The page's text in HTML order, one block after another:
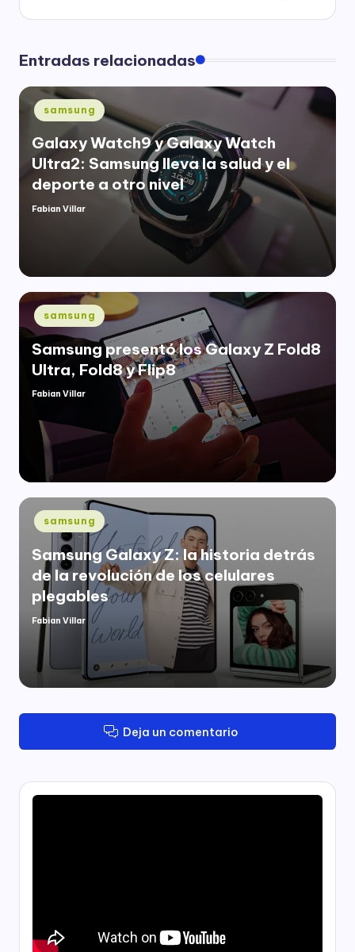
Entradas relacionadas
Publicado
en
samsung
Galaxy Watch9 y Galaxy Watch
Ultra2: Samsung lleva la salud y el
deporte a otro nivel
Publicado
Fabian Villar
Publicado
en
samsung
Samsung presentó los Galaxy Z Fold8
Ultra, Fold8 y Flip8
Publicado
Fabian Villar
Publicado
en
samsung
Samsung Galaxy Z: la historia detrás
de la revolución de los celulares
plegables
Publicado
por
Fabian Villar
Deja un comentario